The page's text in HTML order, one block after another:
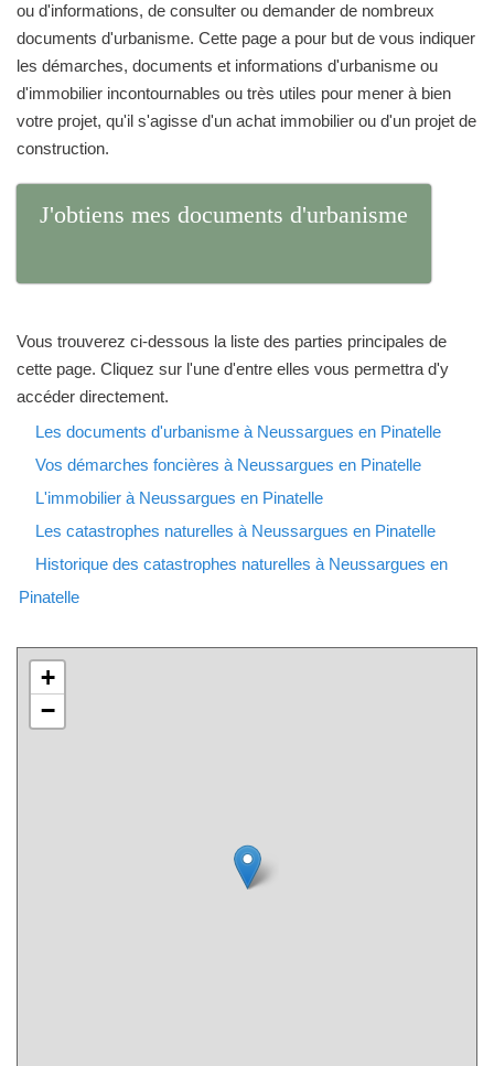
ou d'informations, de consulter ou demander de nombreux
documents d'urbanisme. Cette page a pour but de vous indiquer
les démarches, documents et informations d'urbanisme ou
d'immobilier incontournables ou très utiles pour mener à bien
votre projet, qu'il s'agisse d'un achat immobilier ou d'un projet de
construction.
J'obtiens mes documents d'urbanisme
Vous trouverez ci-dessous la liste des parties principales de
cette page. Cliquez sur l'une d'entre elles vous permettra d'y
accéder directement.
Les documents d'urbanisme à Neussargues en Pinatelle
Vos démarches foncières à Neussargues en Pinatelle
L'immobilier à Neussargues en Pinatelle
Les catastrophes naturelles à Neussargues en Pinatelle
Historique des catastrophes naturelles à Neussargues en
Pinatelle
+
−